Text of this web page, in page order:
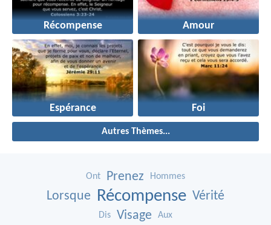
Récompense Amour
Espérance Foi
Autres Thèmes...
Ont Prenez Hommes
Lorsque Récompense Vérité
Dis Visage Aux